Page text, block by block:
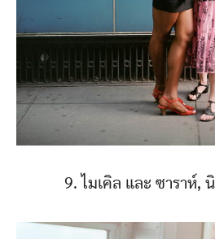
9. ไมเคิล และ ซาราห์,